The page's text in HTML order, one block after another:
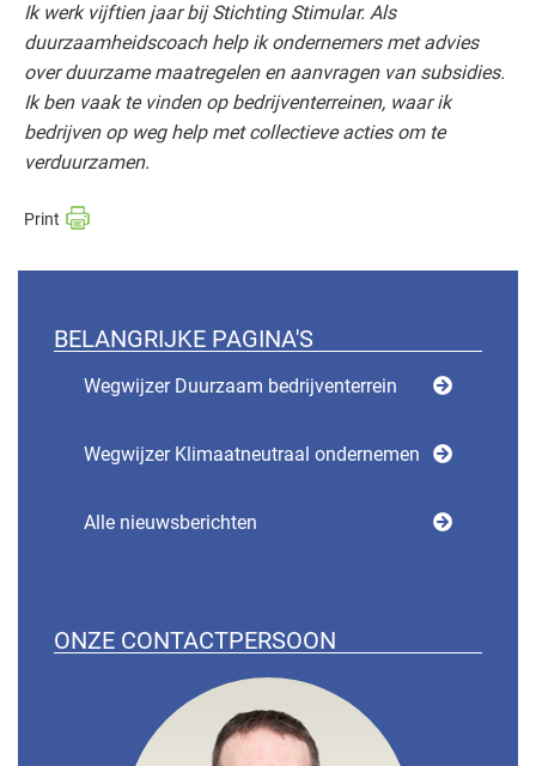
Ik werk vijftien jaar bij Stichting Stimular. Als
duurzaamheidscoach help ik ondernemers met advies
over duurzame maatregelen en aanvragen van subsidies.
Ik ben vaak te vinden op bedrijventerreinen, waar ik
bedrijven op weg help met collectieve acties om te
verduurzamen.
BELANGRIJKE PAGINA'S
Wegwijzer Duurzaam bedrijventerrein
Wegwijzer Klimaatneutraal ondernemen
Alle nieuwsberichten
ONZE CONTACTPERSOON